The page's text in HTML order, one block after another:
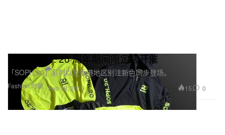
Fashion 时装
SOPHNET. 20 周年期间限定店开催
「SOPH.20」系列以及香港地区别注新色同步登场。
Feb 18, 2019 15 0